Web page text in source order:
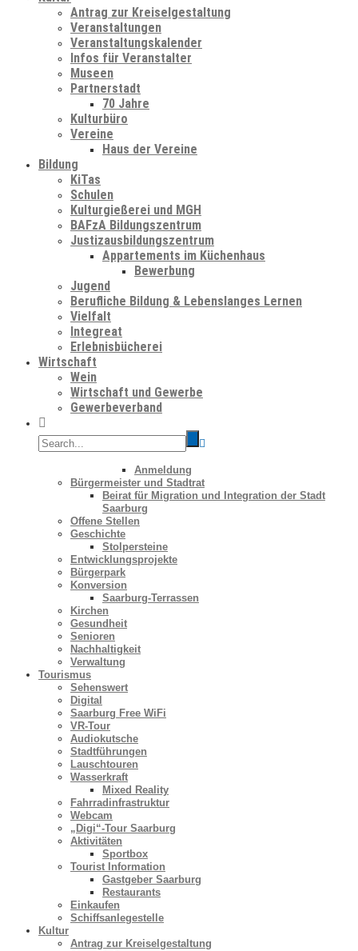
Antrag zur Kreiselgestaltung
Veranstaltungen
Veranstaltungskalender
Infos für Veranstalter
Museen
Partnerstadt
70 Jahre
Kulturbüro
Vereine
Haus der Vereine
Bildung
KiTas
Schulen
Kulturgießerei und MGH
BAFzA Bildungszentrum
Justizausbildungszentrum
Appartements im Küchenhaus
Bewerbung
Jugend
Berufliche Bildung & Lebenslanges Lernen
Vielfalt
Integreat
Erlebnisbücherei
Wirtschaft
Wein
Wirtschaft und Gewerbe
Gewerbeverband
Anmeldung
Bürgermeister und Stadtrat
Beirat für Migration und Integration der Stadt
Saarburg
Offene Stellen
Geschichte
Stolpersteine
Entwicklungsprojekte
Bürgerpark
Konversion
Saarburg-Terrassen
Kirchen
Gesundheit
Senioren
Nachhaltigkeit
Verwaltung
Tourismus
Sehenswert
Digital
Saarburg Free WiFi
VR-Tour
Audiokutsche
Stadtführungen
Lauschtouren
Wasserkraft
Mixed Reality
Fahrradinfrastruktur
Webcam
„Digi“-Tour Saarburg
Aktivitäten
Sportbox
Tourist Information
Gastgeber Saarburg
Restaurants
Einkaufen
Schiffsanlegestelle
Kultur
Antrag zur Kreiselgestaltung